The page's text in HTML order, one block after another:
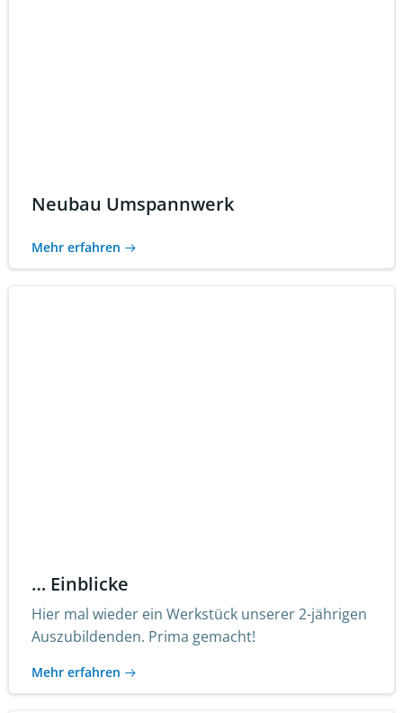
Neubau Umspannwerk
Mehr erfahren
… Einblicke
Hier mal wieder ein Werkstück unserer 2-jährigen
Auszubildenden. Prima gemacht!
Mehr erfahren